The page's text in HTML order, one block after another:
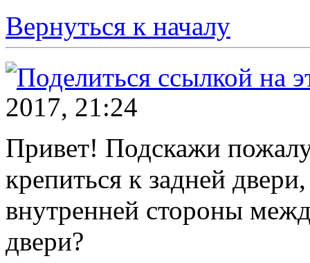
Вернуться к началу
2017, 21:24
Привет! Подскажи
крепиться к задней
внутренней стороны
двери?